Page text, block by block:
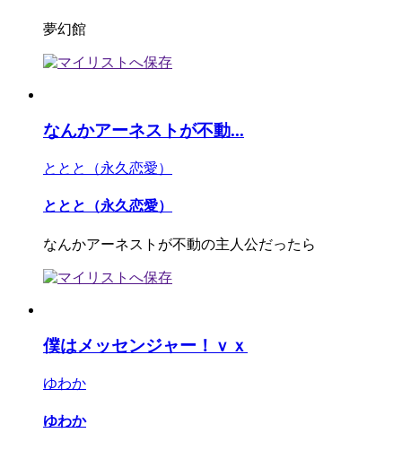
夢幻館
なんかアーネストが不動...
ととと（永久恋愛）
ととと（永久恋愛）
なんかアーネストが不動の主人公だったら
僕はメッセンジャー！ｖｘ
ゆわか
ゆわか